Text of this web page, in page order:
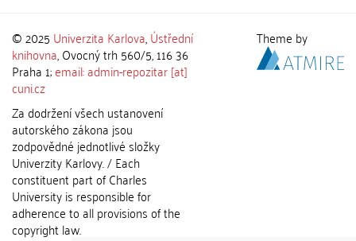
© 2025 Univerzita Karlova,Ústřední
knihovna, Ovocný trh 560/5, 116 36
Praha 1;email: admin-repozitar [at]
cuni.cz
Za dodržení všech ustanovení
autorského zákona jsou
zodpovědné jednotlivé složky
Univerzity Karlovy. / Each
constituent part of Charles
University is responsible for
adherence to all provisions of the
copyright law.
Theme by